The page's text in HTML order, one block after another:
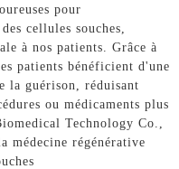
pour
cellules souches,
à nos patients. Grâce à
patients bénéficient d'une
la guérison, réduisant
ou médicaments plus
Technology Co.,
médecine régénérative